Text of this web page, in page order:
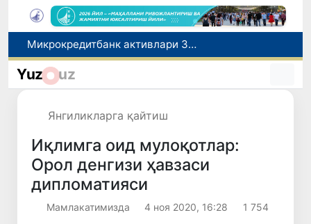
Малайзия Марказий Осиёда тиббий туризм йўналиши сифатидаги мавқеини мустаҳкамламоқда
Польшадаги элчихона кўмагида она ва бола Ватанга қайтарилди
Yuz uz
Янгиликларга қайтиш
Иқлимга оид мулоқотлар:
Орол денгизи ҳавзаси
дипломатияси
Мамлакатимизда 4 ноя 2020, 16:28 1 754